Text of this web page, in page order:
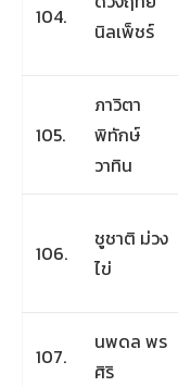
104.
นิลเพ็ชร์
105.
ภาวิตา
พิทักษ์
วาทิน
106.
ชูชาติ ม่วง
ไข่
107.
นพดล พร
ศิริ